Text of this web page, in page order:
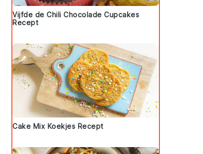
Vijfde de Chili Chocolade Cupcakes
Recept
Cake Mix Koekjes Recept